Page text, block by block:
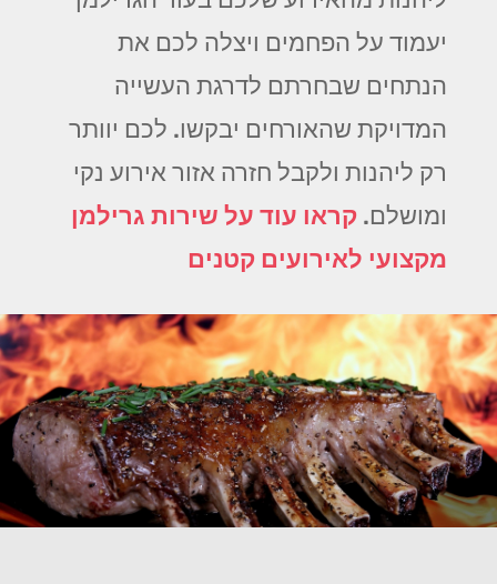
יעמוד על הפחמים ויצלה לכם את
הנתחים שבחרתם לדרגת העשייה
המדויקת שהאורחים יבקשו. לכם יוותר
רק ליהנות ולקבל חזרה אזור אירוע נקי
ומושלם. קראו עוד על שירות גרילמן
מקצועי לאירועים קטנים